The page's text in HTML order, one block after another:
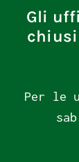
content
Gli
chiusi
Per le